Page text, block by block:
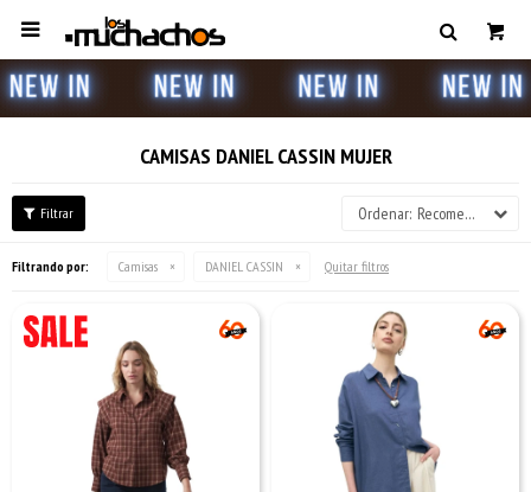

CAMISAS DANIEL CASSIN MUJER
Recomendados
Filtrando por: Camisas DANIEL CASSIN Quitar filtros